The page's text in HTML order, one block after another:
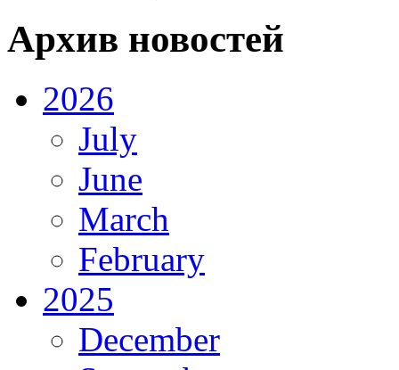
Архив новостей
2026
July
June
March
February
2025
December